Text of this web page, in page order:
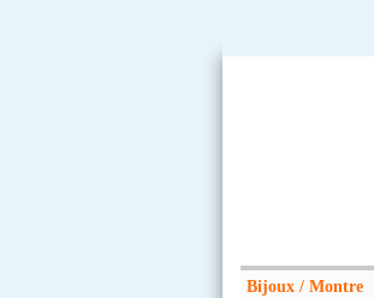
Bijoux / Montre